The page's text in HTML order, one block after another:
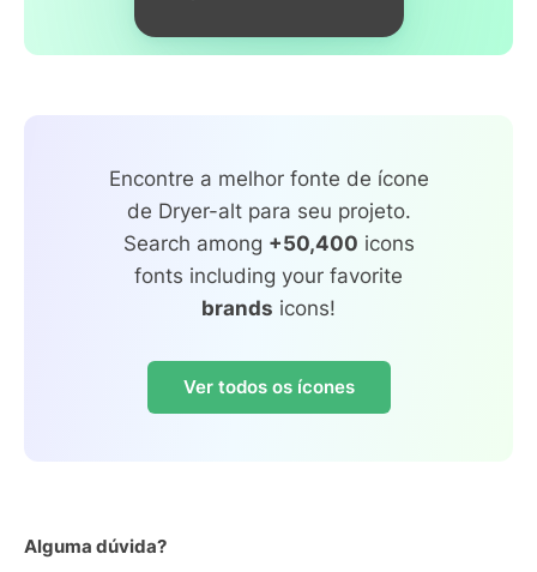
Encontre a melhor fonte de ícone
de Dryer-alt para seu projeto.
Search among +50,400 icons
fonts including your favorite
brands icons!
Ver todos os ícones
Alguma dúvida?